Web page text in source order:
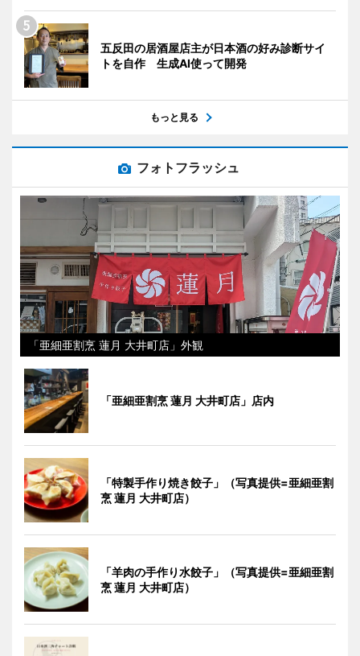
五反田の居酒屋店主が日本酒の好み診断サイ
トを自作 生成AI使って開発
もっと見る
フォトフラッシュ
「亜細亜割烹 蓮月 大井町店」外観
「亜細亜割烹 蓮月 大井町店」店内
「特製手作り焼き餃子」（写真提供=亜細亜割
烹 蓮月 大井町店）
「羊肉の手作り水餃子」（写真提供=亜細亜割
烹 蓮月 大井町店）